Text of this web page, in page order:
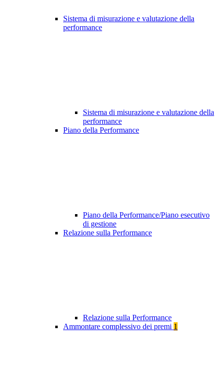
Sistema di misurazione e valutazione della
performance
Sistema di misurazione e valutazione della
performance
Piano della Performance
Piano della Performance/Piano esecutivo
di gestione
Relazione sulla Performance
Relazione sulla Performance
Ammontare complessivo dei premi 1